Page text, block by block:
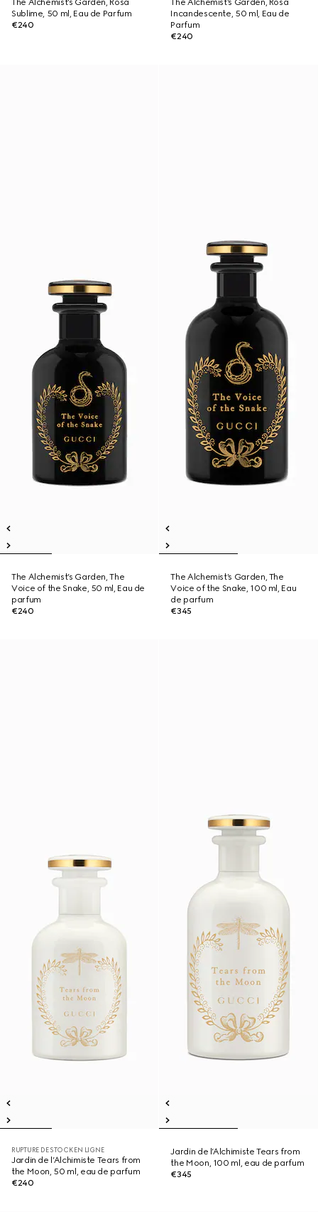
The Alchemist’s Garden, Rosa
Sublime, 50 ml, Eau de Parfum
€240
The Alchemist’s Garden, Rosa
Incandescente, 50 ml, Eau de
Parfum
€240
The Alchemist’s Garden, The
Voice of the Snake, 50 ml, Eau de
parfum
€240
The Alchemist’s Garden, The
Voice of the Snake, 100 ml, Eau
de parfum
€345
RUPTURE DE STOCK EN LIGNE
Jardin de l’Alchimiste Tears from
the Moon, 50 ml, eau de parfum
€240
Jardin de l’Alchimiste Tears from
the Moon, 100 ml, eau de parfum
€345